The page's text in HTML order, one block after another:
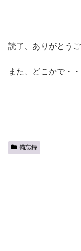
読了、ありがとう
また、どこかで・・
備忘録